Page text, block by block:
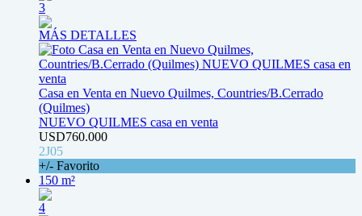
3
MÁS DETALLES
Casa en Venta en Nuevo Quilmes, Countries/B.Cerrado
(Quilmes)
NUEVO QUILMES casa en venta
USD760.000
2J05
+/- Favorito
150 m²
4